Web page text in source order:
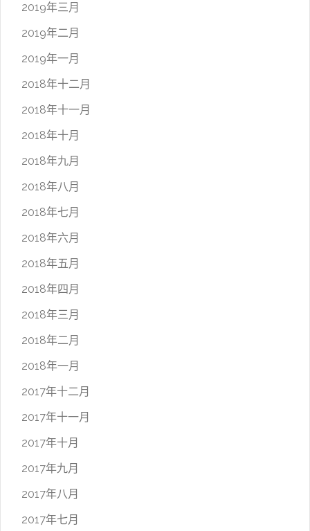
2019年三月
2019年二月
2019年一月
2018年十二月
2018年十一月
2018年十月
2018年九月
2018年八月
2018年七月
2018年六月
2018年五月
2018年四月
2018年三月
2018年二月
2018年一月
2017年十二月
2017年十一月
2017年十月
2017年九月
2017年八月
2017年七月